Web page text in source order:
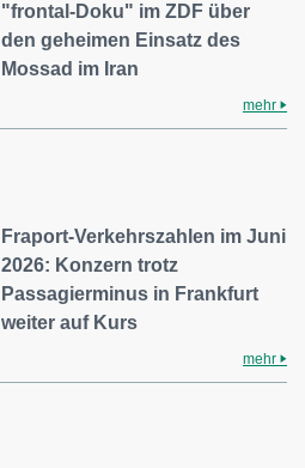
"frontal-Doku" im ZDF über
den geheimen Einsatz des
Mossad im Iran
mehr
Fraport-Verkehrszahlen im Juni
2026: Konzern trotz
Passagierminus in Frankfurt
weiter auf Kurs
mehr